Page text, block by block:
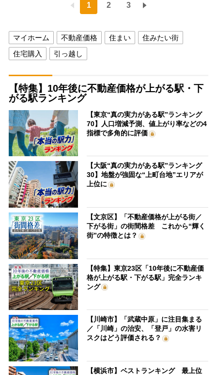
1 2 3
マイホーム 不動産価格 住まい
住みたい街
住宅購入
引っ越し
【特集】10年後に不動産価格が上がる駅・下
がる駅ランキング
【東京“真の実力がある駅”ランキング
70】人口増減予測、値上がり率などの4
指標で多角的に評価
【大阪“真の実力がある駅”ランキング
30】地盤が強固な“上町台地”エリアが
上位に
【文京区】「不動産価格が上がる街／
下がる街」の街間格差 これから“輝く
街”の特徴とは？
【特集】東京23区「10年後に不動産価
格が上がる駅・下がる駅」完全ランキ
ング
【川崎市】「武蔵中原」に注目集まる
／「川崎」の治安、「登戸」の水害リ
スクはどう評価される？
【横浜市】ベストランキング 最上位